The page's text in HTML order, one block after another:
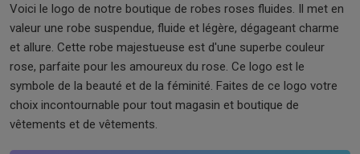
Voici le logo de notre boutique de robes roses fluides. Il met en
valeur une robe suspendue, fluide et légère, dégageant charme
et allure. Cette robe majestueuse est d'une superbe couleur
rose, parfaite pour les amoureux du rose. Ce logo est le
symbole de la beauté et de la féminité. Faites de ce logo votre
choix incontournable pour tout magasin et boutique de
vêtements et de vêtements.